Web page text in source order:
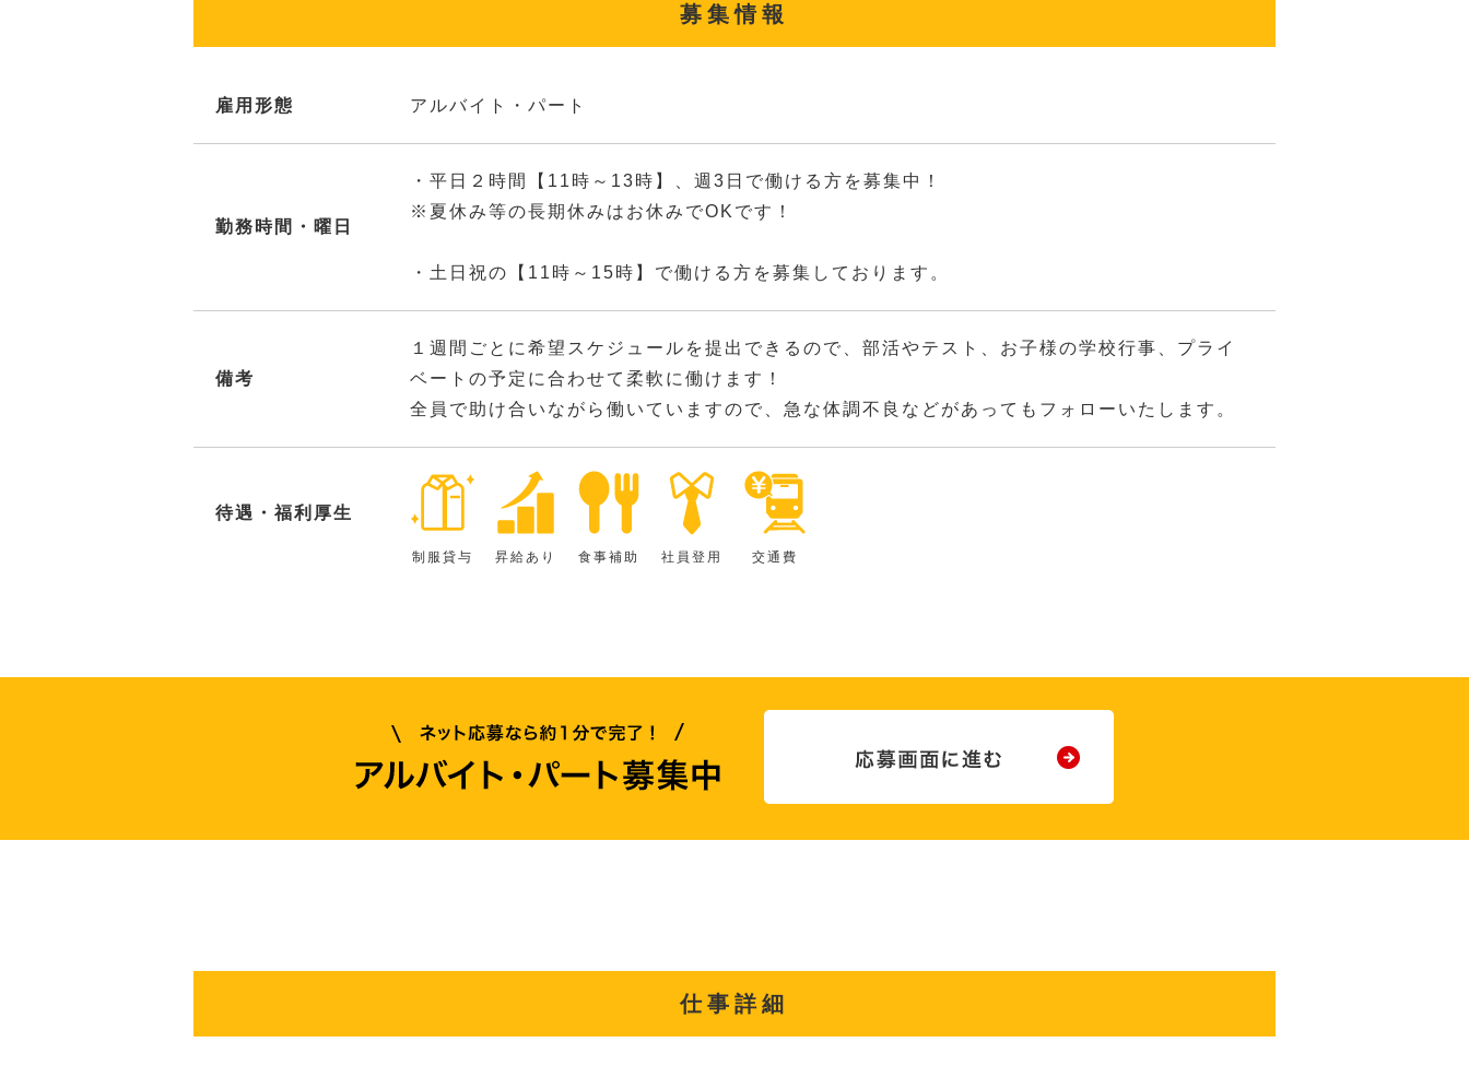
募集情報
雇用形態 アルバイト・パート
勤務時間・曜日
・平日２時間【11時～13時】、週3日で働ける方を募集中！
※夏休み等の長期休みはお休みでOKです！
・土日祝の【11時～15時】で働ける方を募集しております。
備考
１週間ごとに希望スケジュールを提出できるので、部活やテスト、お子様の学校行事、プライ
ベートの予定に合わせて柔軟に働けます！
全員で助け合いながら働いていますので、急な体調不良などがあってもフォローいたします。
待遇・福利厚生
制服貸与 昇給あり 食事補助 社員登用 交通費
仕事詳細